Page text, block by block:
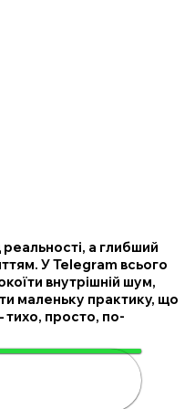
а глибший
У Telegram всього
внутрішній шум,
маленьку практику, що
тихо, просто, по-
за 4